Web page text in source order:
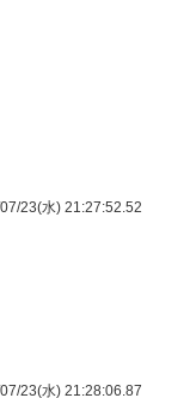
23(水) 21:27:52.52
23(水) 21:28:06.87